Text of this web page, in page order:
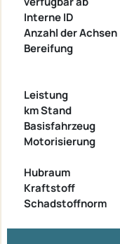
Interne ID
Anzahl der Achsen
Bereifung
Leistung
km Stand
Basisfahrzeug
Motorisierung
Hubraum
Kraftstoff
Schadstoffnorm